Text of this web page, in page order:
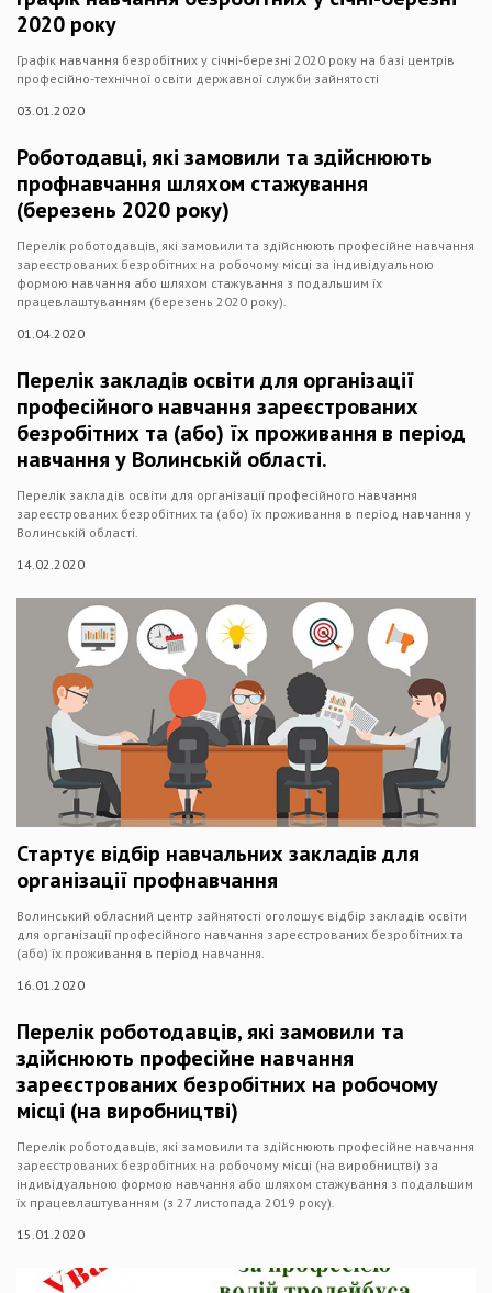
2020 року
Графік навчання безробітних у січні-березні 2020 року на базі центрів
професійно-технічної освіти державної служби зайнятості
03.01.2020
Роботодавці, які замовили та здійснюють
профнавчання шляхом стажування
(березень 2020 року)
Перелік роботодавців, які замовили та здійснюють професійне навчання
зареєстрованих безробітних на робочому місці за індивідуальною
формою навчання або шляхом стажування з подальшим їх
працевлаштуванням (березень 2020 року).
01.04.2020
Перелік закладів освіти для організації
професійного навчання зареєстрованих
безробітних та (або) їх проживання в період
навчання у Волинській області.
Перелік закладів освіти для організації професійного навчання
зареєстрованих безробітних та (або) їх проживання в період навчання у
Волинській області.
14.02.2020
Стартує відбір навчальних закладів для
організації профнавчання
Волинський обласний центр зайнятості оголошує відбір закладів освіти
для організації професійного навчання зареєстрованих безробітних та
(або) їх проживання в період навчання.
16.01.2020
Перелік роботодавців, які замовили та
здійснюють професійне навчання
зареєстрованих безробітних на робочому
місці (на виробництві)
Перелік роботодавців, які замовили та здійснюють професійне навчання
зареєстрованих безробітних на робочому місці (на виробництві) за
індивідуальною формою навчання або шляхом стажування з подальшим
їх працевлаштуванням (з 27 листопада 2019 року).
15.01.2020